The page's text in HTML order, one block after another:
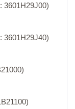
3601H29J00)
3601H29J40)